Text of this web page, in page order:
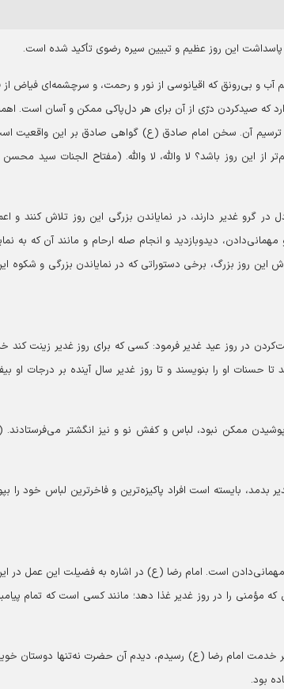
پاسداشت این روز عظیم و تبیین سیره رضوی تأکید شده است.
و بی‌رونق که اقیانوسی از نور و رحمت، و سرچشمه‌ای فیاض
که صیدکردن درّی از آن برای هر دل‌پاکی ممکن و آسان است.
ترسیم آن. سخن امام صادق (ع) گواهی صادق بر این واقعیت
این روز باشد؟ لا والله، لا والله. (مفتاح الجنات سید محسن
غدیر دارند، در نمایاندن بزرگی این روز تلاش کنند و
دیدوبازدید و انجام صله ارحام و مانند آن که به
روز بزرگ، برخی دستوراتی که در نمایاندن بزرگی و شکوه
در روز عید غدیر فرمود: کسی که برای روز غدیر زینت کند
او را بنویسند و تا روز غدیر سال آینده بر درجات او
ممکن نبود، لباس و کفش نو و نیز انگشتر می‌فرستادند.
بایسته است افراد پاکیزه‌ترین و فاخرترین لباس خود را
است. امام رضا (ع) در اشاره به فضیلت این عمل در
مؤمنی را در روز غدیر غذا دهد؛ مانند کسی است که تمام
امام رضا (ع) رسیدم، دیدم آن حضرت نه‌تنها دوستان
بود.